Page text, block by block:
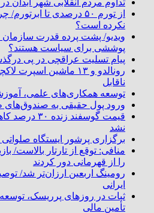
تداوم مردم انقلابی شهر
از تورم ۵۰ درصدی تا
نکرده است؟
ویدیو/ پشت پرده قدرت سازمان
پوششی برای سیاست هستند؟
پیام تسلیت عراقچی در پی
ناقابل
توسعه همکاری‌های علمی،
ورود پول حقیقی به صندوق‌های
قیمت گوسفند
نشد
برگزاری پرشور ایستگاه
منافی: توقع از تارتار بالاست/
را از قهرمانی دور کردند
رومینگ اربعین ارزان‌تر شد/
ایرانی
ثبات در روزهای پرریسک، توسعه
تأمین مالی